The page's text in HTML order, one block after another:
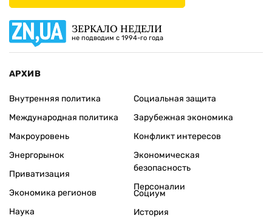
ЗЕРКАЛО НЕДЕЛИ
не подводим с 1994-го года
АРХИВ
Внутренняя политика
Международная политика
Макроуровень
Энергорынок
Приватизация
Экономика регионов
Социальная защита
Зарубежная экономика
Конфликт интересов
Экономическая
безопасность
Персоналии
Наука
Социум
История